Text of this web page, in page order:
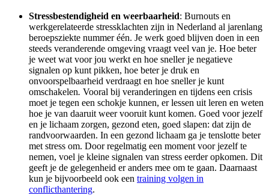
Stressbestendigheid en weerbaarheid: Burnouts en
werkgerelateerde stressklachten zijn in Nederland al jarenlang
beroepsziekte nummer één. Je werk goed blijven doen in een
steeds veranderende omgeving vraagt veel van je. Hoe beter
je weet wat voor jou werkt en hoe sneller je negatieve
signalen op kunt pikken, hoe beter je druk en
onvoorspelbaarheid verdraagt en hoe sneller je kunt
omschakelen. Vooral bij veranderingen en tijdens een crisis
moet je tegen een schokje kunnen, er lessen uit leren en weten
hoe je van daaruit weer vooruit kunt komen. Goed voor jezelf
en je lichaam zorgen, gezond eten, goed slapen: dat zijn de
randvoorwaarden. In een gezond lichaam ga je tenslotte beter
met stress om. Door regelmatig een moment voor jezelf te
nemen, voel je kleine signalen van stress eerder opkomen. Dit
geeft je de gelegenheid er anders mee om te gaan. Daarnaast
kun je bijvoorbeeld ook een training volgen in
conflicthantering.